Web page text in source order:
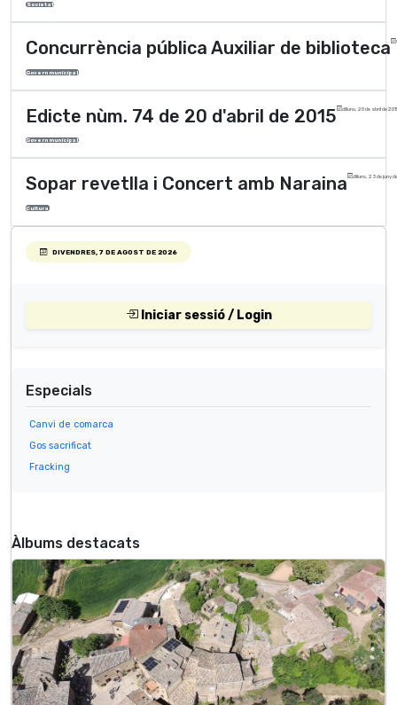
Societat
Concurrència pública Auxiliar de biblioteca
Govern municipal
Edicte nùm. 74 de 20 d'abril de 2015 dilluns, 20 de abril de
Govern municipal
Sopar revetlla i Concert amb Naraina dilluns, 23 de juny
Cultura
DIVENDRES, 7 DE AGOST DE 2026
Iniciar sessió / Login
Especials
Canvi de comarca
Gos sacrificat
Fracking
Àlbums destacats